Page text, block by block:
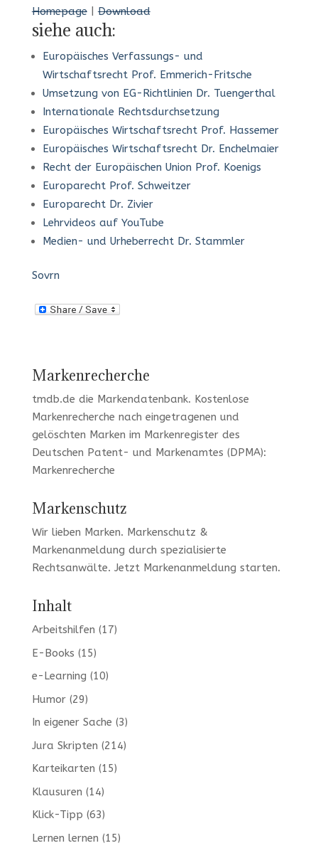
Homepage|Download
siehe auch:
Europäisches Verfassungs- und
Wirtschaftsrecht Prof. Emmerich-Fritsche
Umsetzung von EG-Richtlinien Dr. Tuengerthal
Internationale Rechtsdurchsetzung
Europäisches Wirtschaftsrecht Prof. Hassemer
Europäisches Wirtschaftsrecht Dr. Enchelmaier
Recht der Europäischen Union Prof. Koenigs
Europarecht Prof. Schweitzer
Europarecht Dr. Zivier
Lehrvideos auf YouTube
Medien- und Urheberrecht Dr. Stammler
Sovrn
Markenrecherche
tmdb.de die Markendatenbank. Kostenlose
Markenrecherche nach eingetragenen und
gelöschten Marken im Markenregister des
Deutschen Patent- und Markenamtes (DPMA):
Markenrecherche
Markenschutz
Wir lieben Marken. Markenschutz &
Markenanmeldung durch spezialisierte
Rechtsanwälte. Jetzt Markenanmeldung starten.
Inhalt
Arbeitshilfen (17)
E-Books (15)
e-Learning (10)
Humor(29)
In eigener Sache (3)
Jura Skripten (214)
Karteikarten (15)
Klausuren (14)
Klick-Tipp (63)
Lernen lernen (15)